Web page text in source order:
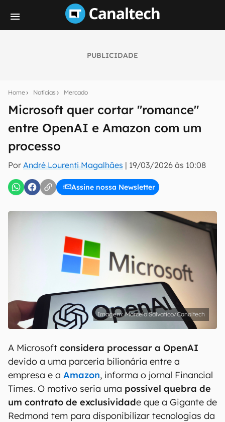
PUBLICIDADE
Home Notícias Mercado
Microsoft quer cortar "romance"
entre OpenAI e Amazon com um
processo
Por André Lourenti Magalhães | 19/03/2026 às 10:08
Assine nossa Newsletter
notícias e reviews sobre tecnologia em primeira
E-mail
inscreva-se
Uso e Política de Privacidade do Canaltech.
Marcelo Salvatico/Canaltech
A Microsoft considera processar a OpenAI
devido a uma parceria bilionária entre a
empresa e a Amazon, informa o jornal Financial
Times. O motivo seria uma possível quebra de
um contrato de exclusividade que a Gigante de
Redmond tem para disponibilizar tecnologias da